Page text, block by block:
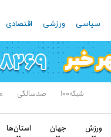
سیاسی ورزشی اقتصادی